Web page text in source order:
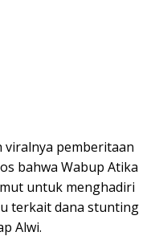
viralnya pemberitaan
bahwa Wabup Atika
untuk menghadiri
terkait dana stunting
Alwi.